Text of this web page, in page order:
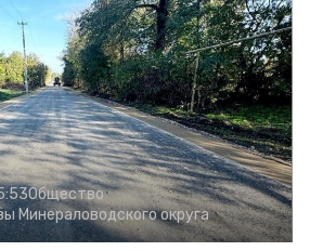
Общество
Минераловодского округа